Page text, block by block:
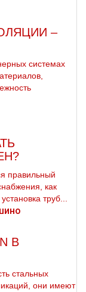
–
системах
правильный
как
труб...
В
стальных
они имеют